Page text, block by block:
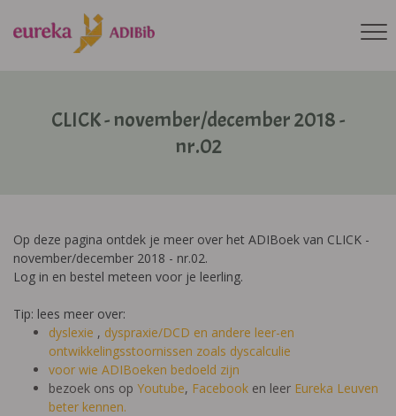
CLICK - november/december 2018 -
nr.02
Op deze pagina ontdek je meer over het ADIBoek van CLICK -
november/december 2018 - nr.02.
Log in en bestel meteen voor je leerling.
Tip: lees meer over:
dyslexie , dyspraxie/DCD en andere leer-en
ontwikkelingsstoornissen zoals dyscalculie
voor wie ADIBoeken bedoeld zijn
bezoek ons op Youtube, Facebook en leer Eureka Leuven
beter kennen.